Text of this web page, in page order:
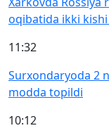
oqibatida ikki
11:32
Surxondaryoda 2
modda topildi
10:12